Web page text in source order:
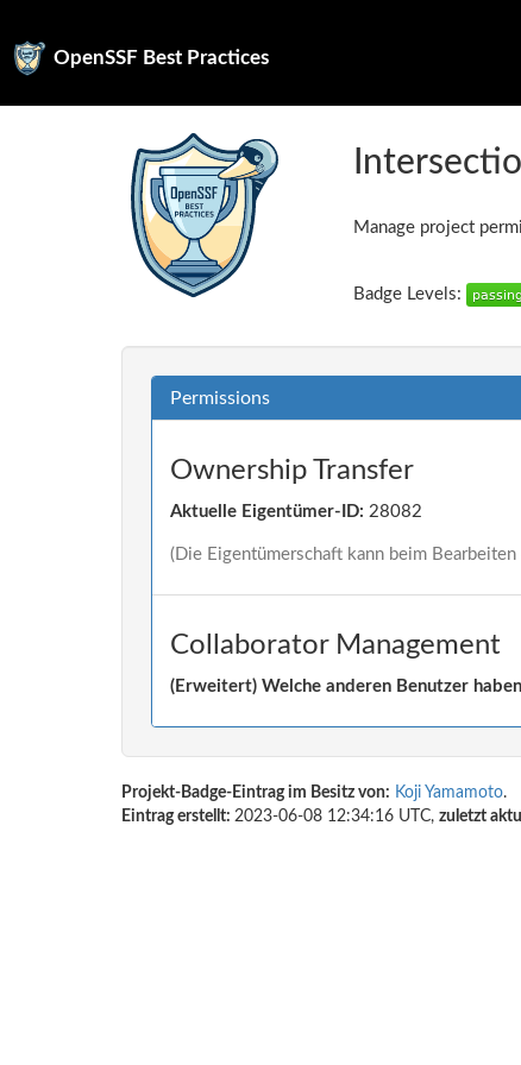
OpenSSF Best Practices
Manage project
Badge Levels:
Permissions
Ownership Transfer
Aktuelle Eigentümer-ID: 28082
(Die Eigentümerschaft kann beim
Collaborator Management
(Erweitert) Welche anderen Benutzer
Projekt-Badge-Eintrag im Besitz von: Koji Yamamoto.
Eintrag erstellt: 2023-06-08 12:34:16 UTC, zuletzt